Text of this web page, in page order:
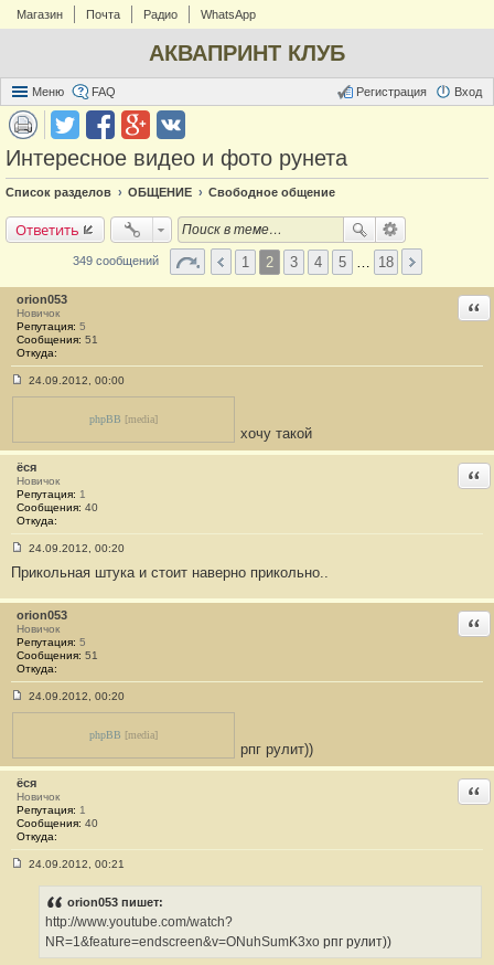
Магазин Почта Радио WhatsApp
АКВАПРИНТ КЛУБ
Меню FAQ Вход
Регистрация
Интересное видео и фото рунета
Список разделов ОБЩЕНИЕ Свободное общение
Ответить
349 сообщений 1 2 3 4 5 18
orion053
Новичок
Репутация: 5
Сообщения: 51
Откуда:
щ
е
н
и
е
#
2
24.09.2012, 00:00
phpBB [media]
хочу такой
ёся
Новичок
Репутация: 1
Сообщения: 40
Откуда:
о
б
щ
е
и
е
2
24.09.2012, 00:20
Прикольная штука и стоит наверно прикольно..
orion053
Новичок
Репутация: 5
Сообщения: 51
Откуда:
щ
е
н
и
е
#
2
24.09.2012, 00:20
phpBB [media]
рпг рулит))
ёся
Новичок
Репутация: 1
Сообщения: 40
Откуда:
24.09.2012, 00:21
orion053 пишет:
http://www.youtube.com/watch?
NR=1&feature=endscreen&v=ONuhSumK3xo рпг рулит))